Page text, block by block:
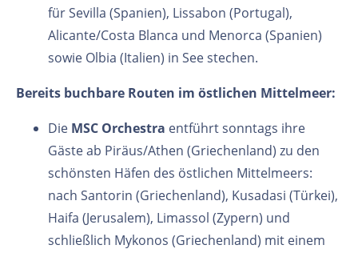
für Sevilla (Spanien), Lissabon (Portugal),
Alicante/Costa Blanca und Menorca (Spanien)
sowie Olbia (Italien) in See stechen.
Bereits buchbare Routen im östlichen Mittelmeer:
Die MSC Orchestra entführt sonntags ihre
Gäste ab Piräus/Athen (Griechenland) zu den
schönsten Häfen des östlichen Mittelmeers:
nach Santorin (Griechenland), Kusadasi (Türkei),
Haifa (Jerusalem), Limassol (Zypern) und
schließlich Mykonos (Griechenland) mit einem